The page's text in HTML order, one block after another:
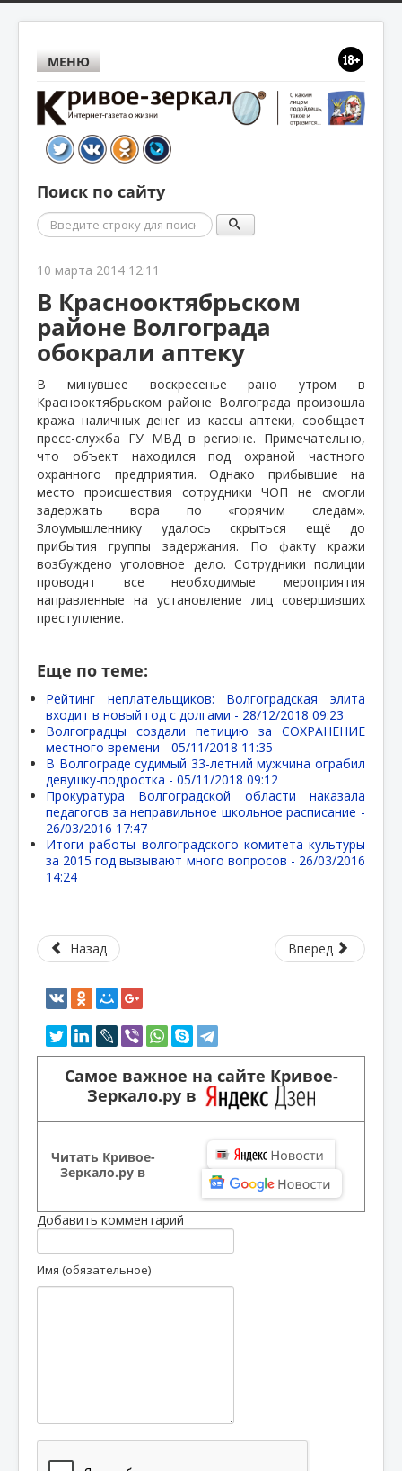
МЕНЮ
Поиск по сайту
Поиск
10 марта 2014 12:11
В Краснооктябрьском
районе Волгограда
обокрали аптеку
В минувшее воскресенье рано утром в
Краснооктябрьском районе Волгограда произошла
кража наличных денег из кассы аптеки, сообщает
пресс-служба ГУ МВД в регионе. Примечательно,
что объект находился под охраной частного
охранного предприятия. Однако прибывшие на
место происшествия сотрудники ЧОП не смогли
задержать вора по «горячим следам».
Злоумышленнику удалось скрыться ещё до
прибытия группы задержания. По факту кражи
возбуждено уголовное дело. Сотрудники полиции
проводят все необходимые мероприятия
направленные на установление лиц совершивших
преступление.
Еще по теме:
Рейтинг неплательщиков: Волгоградская элита
входит в новый год с долгами - 28/12/2018 09:23
Волгоградцы создали петицию за СОХРАНЕНИЕ
местного времени - 05/11/2018 11:35
В Волгограде судимый 33-летний мужчина ограбил
девушку-подростка - 05/11/2018 09:12
Прокуратура Волгоградской области наказала
педагогов за неправильное школьное расписание -
26/03/2016 17:47
Итоги работы волгоградского комитета культуры
за 2015 год вызывают много вопросов - 26/03/2016
14:24
Назад Вперед
Самое важное на сайте Кривое-
Зеркало.ру в
Читать Кривое-
Зеркало.ру в
Добавить комментарий
Имя (обязательное)